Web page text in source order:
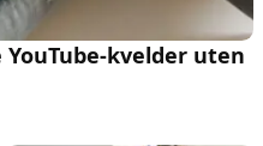
kvelder uten